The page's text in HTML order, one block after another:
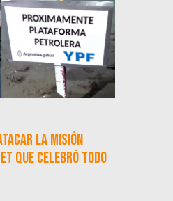
la misión
que celebró todo